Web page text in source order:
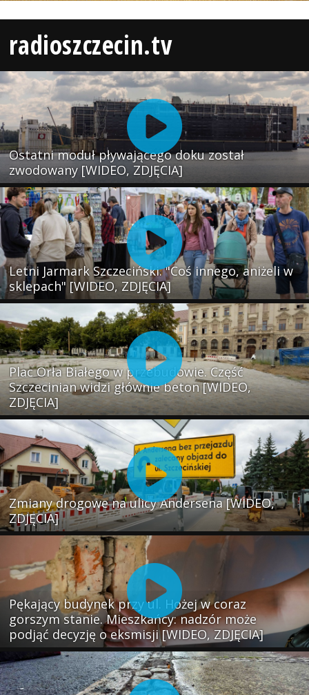
radioszczecin.tv
Ostatni moduł pływającego doku został
zwodowany [WIDEO, ZDJĘCIA]
Letni Jarmark Szczeciński. "Coś innego, aniżeli w
sklepach" [WIDEO, ZDJĘCIA]
Plac Orła Białego w przebudowie. Część
Szczecinian widzi głównie beton [WIDEO,
ZDJĘCIA]
Zmiany drogowe na ulicy Andersena [WIDEO,
ZDJĘCIA]
Pękający budynek przy ul. Hożej w coraz
gorszym stanie. Mieszkańcy: nadzór może
podjąć decyzję o eksmisji [WIDEO, ZDJĘCIA]